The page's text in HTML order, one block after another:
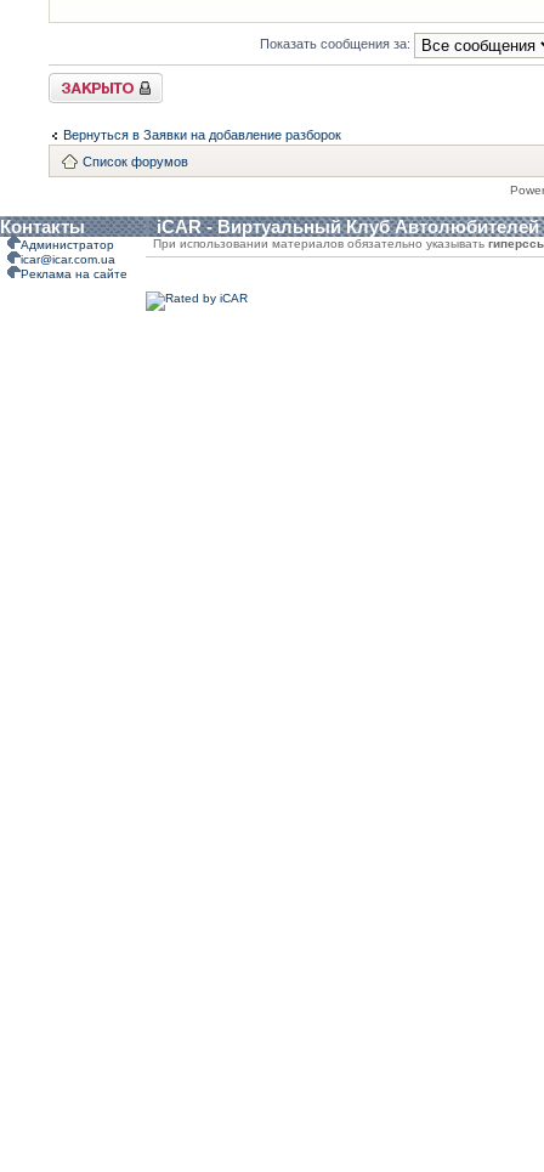
Показать сообщения за:
Закрыто
Вернуться в Заявки на добавление разборок
Список форумов
Контакты iCAR - Виртуальный Клуб Автолюбителей
Администратор
icar@icar.com.ua
Реклама на сайте
При использовании материалов обязательно указывать